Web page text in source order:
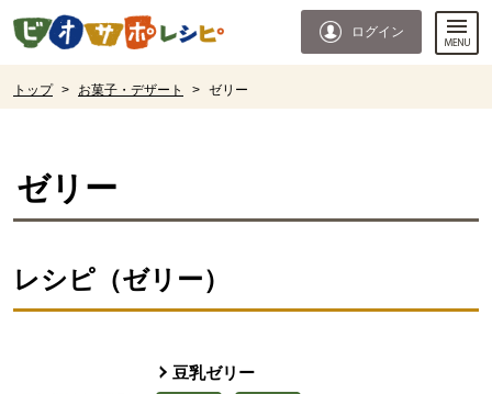
ページの先頭です。
ログイン
トップ > お菓子・デザート > ゼリー
ゼリー
レシピ（ゼリー）
豆乳ゼリー